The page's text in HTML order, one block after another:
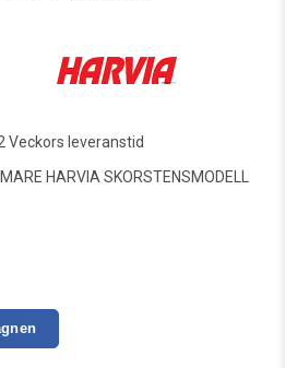
Veckors leveranstid
HARVIA SKORSTENSMODELL